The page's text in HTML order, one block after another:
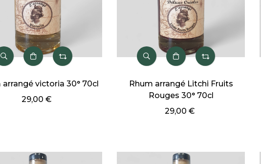
arrangé victoria 30° 70cl
29,00 €
Rhum arrangé Litchi Fruits
Rouges 30° 70cl
29,00 €